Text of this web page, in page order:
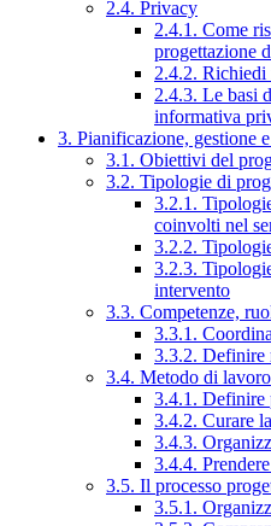
2.4. Privacy
2.4.1. Come
progettazione
2.4.2. Richiedi
2.4.3. Le basi
informativa
3. Pianificazione, gestione
3.1. Obiettivi del
3.2. Tipologie di
3.2.1.
coinvolti nel
3.2.2.
3.2.3.
intervento
3.3. Competenze,
3.3.1.
3.3.2. Definire
3.4. Metodo di lavoro
3.4.1. Definire
3.4.2. Curare
3.4.3.
3.4.4.
3.5. Il processo
3.5.1.